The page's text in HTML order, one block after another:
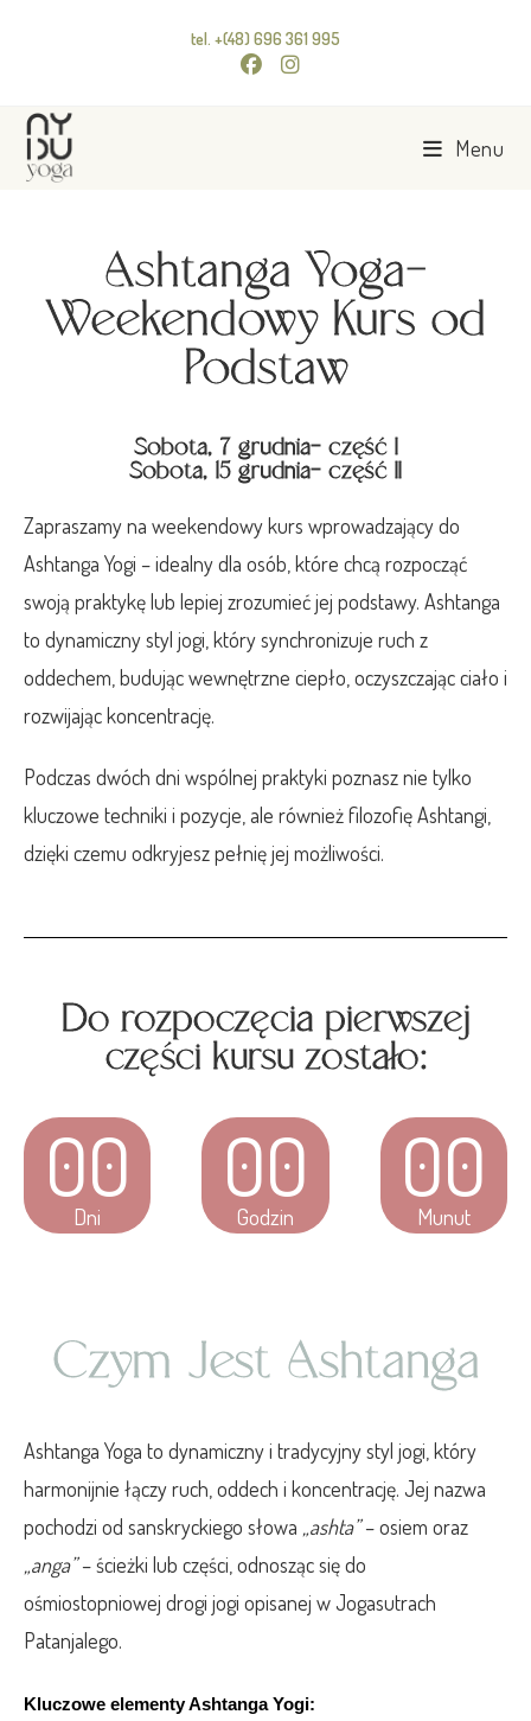
tel. +(48) 696 361 995
Menu
Ashtanga Yoga-
Weekendowy Kurs od
Podstaw
Sobota, 7 grudnia- część I
Sobota, 15 grudnia- część II
Zapraszamy na weekendowy kurs wprowadzający do
Ashtanga Yogi – idealny dla osób, które chcą rozpocząć
swoją praktykę lub lepiej zrozumieć jej podstawy. Ashtanga
to dynamiczny styl jogi, który synchronizuje ruch z
oddechem, budując wewnętrzne ciepło, oczyszczając ciało i
rozwijając koncentrację.
Podczas dwóch dni wspólnej praktyki poznasz nie tylko
kluczowe techniki i pozycje, ale również filozofię Ashtangi,
dzięki czemu odkryjesz pełnię jej możliwości.
Do rozpoczęcia pierwszej
części kursu zostało:
00
Dni
00
Godzin
00
Munut
Czym Jest Ashtanga
Ashtanga Yoga to dynamiczny i tradycyjny styl jogi, który
harmonijnie łączy ruch, oddech i koncentrację. Jej nazwa
pochodzi od sanskryckiego słowa „ashta”– osiem oraz
„anga”– ścieżki lub części, odnosząc się do
ośmiostopniowej drogi jogi opisanej w Jogasutrach
Patanjalego.
Kluczowe elementy Ashtanga Yogi: